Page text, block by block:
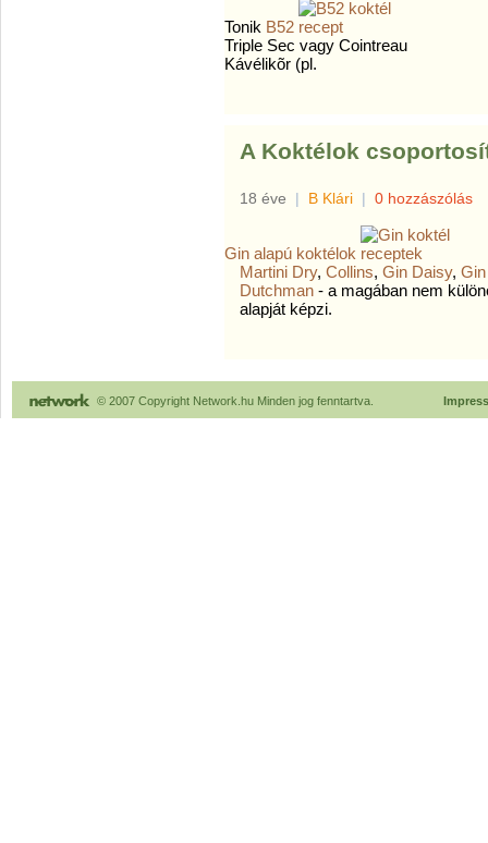
Tonik B52
Triple Sec vagy Cointreau
Kávélikõr (pl.
A Koktélok
18 éve | B Klári | 0 hozzászólás
Gin alapú koktélok
Martini Dry, Collins, Gin Daisy,
Dutchman - a magában nem
alapját képzi.
© 2007 Copyright Network.hu Minden jog fenntartva.